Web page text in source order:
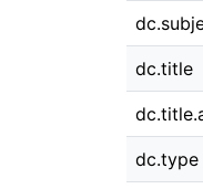
dc.title
dc.type